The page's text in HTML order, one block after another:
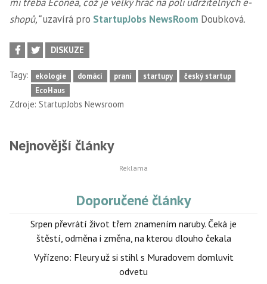
shopů,“uzavírá pro StartupJobs NewsRoom Doubková.
DISKUZE
Tagy: ekologie domácí praní startupy
český startup
EcoHaus
Zdroje: StartupJobs Newsroom
Nejnovější články
Doporučené články
Srpen převrátí život třem znamením naruby. Čeká je
štěstí, odměna i změna, na kterou dlouho čekala
Vyřízeno: Fleury už si stihl s Muradovem domluvit
odvetu